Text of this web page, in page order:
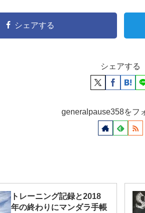
シェアする
シェアする
generalpause358をフ
トレーニング記録と2018
年の終わりにマンダラ手帳